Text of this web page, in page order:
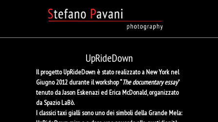
UpRideDown
Il progettoUpRideDown è stato realizzato a New York nel
Giugno 2012 durante il workshop “The documentary essay”
tenuto da Jason Eskenazi ed Erica McDonald, organizzato
da Spazio LaBò.
I classici taxi gialli sono uno dei simboli della Grande Mela: